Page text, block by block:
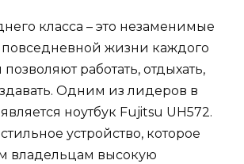
класса – это незаменимые
жизни каждого
работать, отдыхать,
Одним из лидеров в
ноутбук Fujitsu UH572.
устройство, которое
владельцам высокую